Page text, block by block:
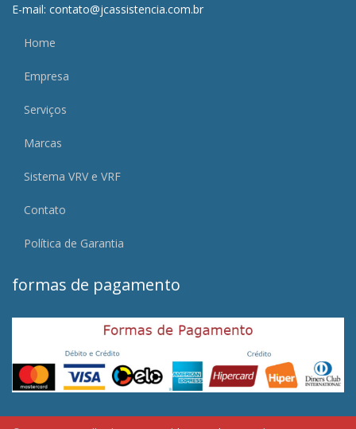
E-mail: contato@jcassistencia.com.br
Home
Empresa
Serviços
Marcas
Sistema VRV e VRF
Contato
Política de Garantia
formas de pagamento